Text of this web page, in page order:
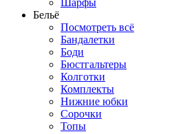
Бельё
Посмотреть всё
Бандалетки
Боди
Бюстгальтеры
Колготки
Комплекты
Нижние юбки
Сорочки
Топы